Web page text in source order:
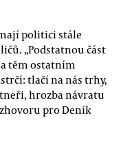
politici stále
„Podstatnou část
těm ostatním
tlačí na nás trhy,
hrozba návratu
pro Deník